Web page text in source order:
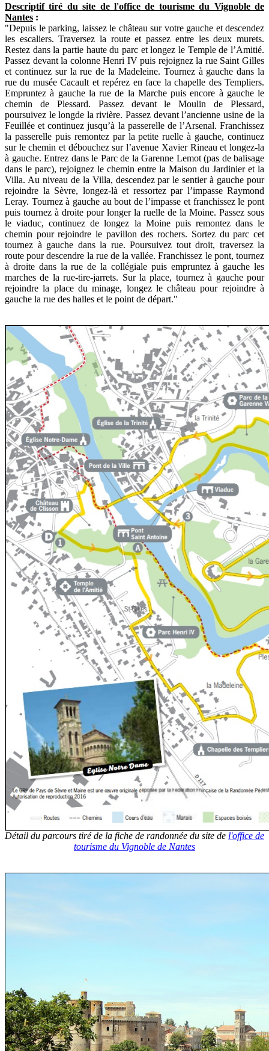
Descriptif tiré du site de l'office de tourisme du Vignoble de
Nantes :
"Depuis le parking, laissez le château sur votre gauche et descendez
les escaliers. Traversez la route et passez entre les deux murets.
Restez dans la partie haute du parc et longez le Temple de l’Amitié.
Passez devant la colonne Henri IV puis rejoignez la rue Saint Gilles
et continuez sur la rue de la Madeleine. Tournez à gauche dans la
rue du musée Cacault et repérez en face la chapelle des Templiers.
Empruntez à gauche la rue de la Marche puis encore à gauche le
chemin de Plessard. Passez devant le Moulin de Plessard,
poursuivez le longde la rivière. Passez devant l’ancienne usine de la
Feuillée et continuez jusqu’à la passerelle de l’Arsenal. Franchissez
la passerelle puis remontez par la petite ruelle à gauche, continuez
sur le chemin et débouchez sur l’avenue Xavier Rineau et longez-la
à gauche. Entrez dans le Parc de la Garenne Lemot (pas de balisage
dans le parc), rejoignez le chemin entre la Maison du Jardinier et la
Villa. Au niveau de la Villa, descendez par le sentier à gauche pour
rejoindre la Sèvre, longez-là et ressortez par l’impasse Raymond
Leray. Tournez à gauche au bout de l’impasse et franchissez le pont
puis tournez à droite pour longer la ruelle de la Moine. Passez sous
le viaduc, continuez de longez la Moine puis remontez dans le
chemin pour rejoindre le pavillon des rochers. Sortez du parc cet
tournez à gauche dans la rue. Poursuivez tout droit, traversez la
route pour descendre la rue de la vallée. Franchissez le pont, tournez
à droite dans la rue de la collégiale puis empruntez à gauche les
marches de la rue-tire-jarrets. Sur la place, tournez à gauche pour
rejoindre la place du minage, longez le château pour rejoindre à
gauche la rue des halles et le point de départ."
Détail du parcours tiré de la fiche de randonnée du site de l'office de
tourisme du Vignoble de Nantes